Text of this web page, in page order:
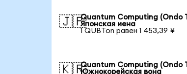
🇯🇵Quantum Computing (Ondo
Японская иена
1 QUBTon равен 1 453,39 ¥
🇰🇷Quantum Computing (Ondo
Южнокорейская вона